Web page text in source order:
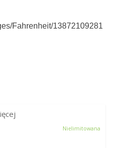
Fahrenheit/13872109281
Nielimitowana